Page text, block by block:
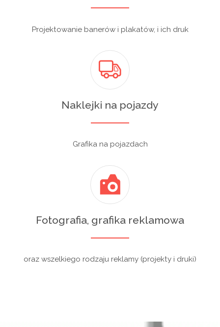
Projektowanie banerów i plakatów, i ich druk
Naklejki na pojazdy
Grafika na pojazdach
Fotografia, grafika reklamowa
oraz wszelkiego rodzaju reklamy (projekty i druki)